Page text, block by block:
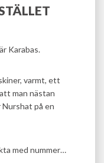
Karabas.
varmt, ett
man nästan
Nurshat på en
med nummer…